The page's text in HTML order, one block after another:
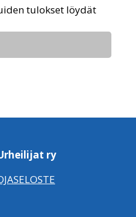
tulokset löydät
ry